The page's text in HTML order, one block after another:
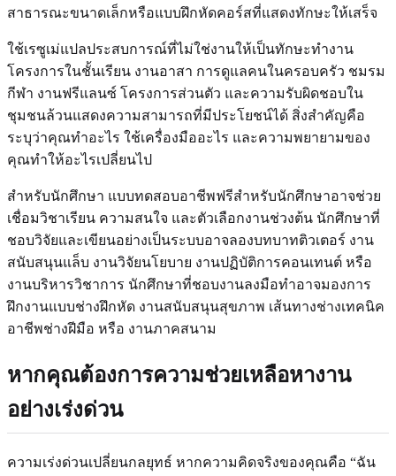
สาธารณะขนาดเล็กหรือแบบฝึกหัดคอร์สที่แสดงทักษะให้เสร็จ
ใช้เรซูเม่แปลประสบการณ์ที่ไม่ใช่งานให้เป็นทักษะทำงาน
โครงการในชั้นเรียน งานอาสา การดูแลคนในครอบครัว ชมรม
กีฬา งานฟรีแลนซ์ โครงการส่วนตัว และความรับผิดชอบใน
ชุมชนล้วนแสดงความสามารถที่มีประโยชน์ได้ สิ่งสำคัญคือ
ระบุว่าคุณทำอะไร ใช้เครื่องมืออะไร และความพยายามของ
คุณทำให้อะไรเปลี่ยนไป
สำหรับนักศึกษา แบบทดสอบอาชีพฟรีสำหรับนักศึกษาอาจช่วย
เชื่อมวิชาเรียน ความสนใจ และตัวเลือกงานช่วงต้น นักศึกษาที่
ชอบวิจัยและเขียนอย่างเป็นระบบอาจลองบทบาทติวเตอร์ งาน
สนับสนุนแล็บ งานวิจัยนโยบาย งานปฏิบัติการคอนเทนต์ หรือ
งานบริหารวิชาการ นักศึกษาที่ชอบงานลงมือทำอาจมองการ
ฝึกงานแบบช่างฝึกหัด งานสนับสนุนสุขภาพ เส้นทางช่างเทคนิค
อาชีพช่างฝีมือ หรือ งานภาคสนาม
หากคุณต้องการความช่วยเหลือหางาน
อย่างเร่งด่วน
ความเร่งด่วนเปลี่ยนกลยุทธ์ หากความคิดจริงของคุณคือ “ฉัน